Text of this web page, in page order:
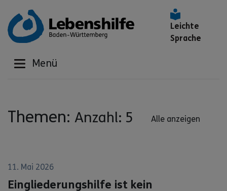
Leichte
Sprache
Menü
Themen: Anzahl: 5 Alle anzeigen
11. Mai 2026
Eingliederungshilfe ist kein